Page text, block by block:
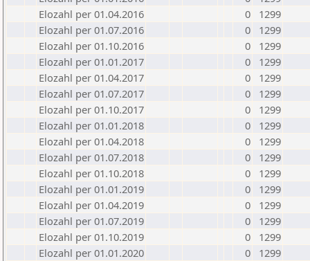
Elozahl per 01.04.2016
0
1299
Elozahl per 01.07.2016
0
1299
Elozahl per 01.10.2016
0
1299
Elozahl per 01.01.2017
0
1299
Elozahl per 01.04.2017
0
1299
Elozahl per 01.07.2017
0
1299
Elozahl per 01.10.2017
0
1299
Elozahl per 01.01.2018
0
1299
Elozahl per 01.04.2018
0
1299
Elozahl per 01.07.2018
0
1299
Elozahl per 01.10.2018
0
1299
Elozahl per 01.01.2019
0
1299
Elozahl per 01.04.2019
0
1299
Elozahl per 01.07.2019
0
1299
Elozahl per 01.10.2019
0
1299
Elozahl per 01.01.2020
0
1299